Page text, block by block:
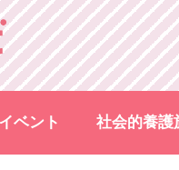
ベント 社会的養護